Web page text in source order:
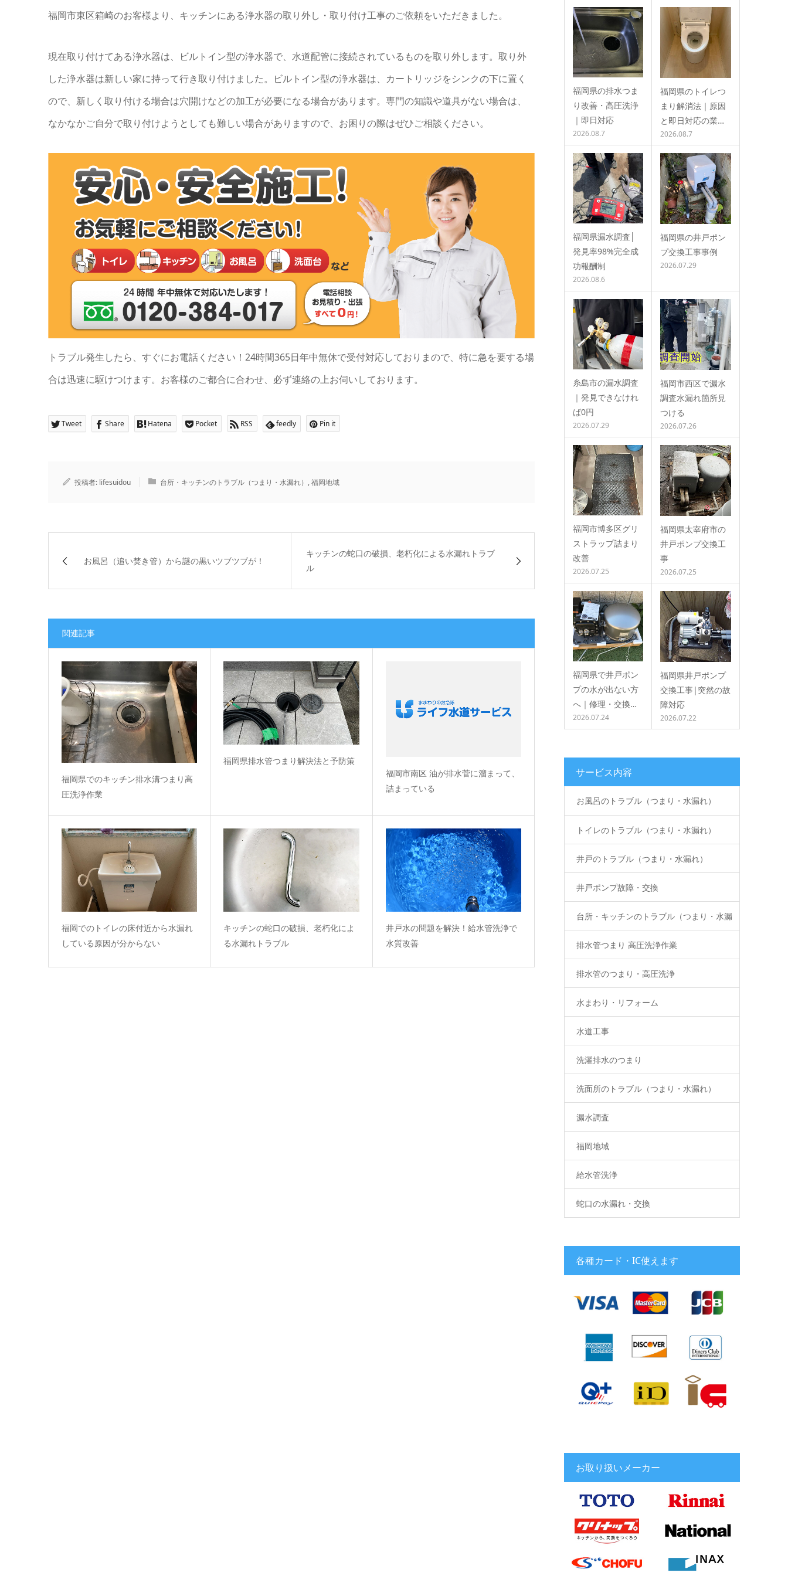
福岡市東区箱崎のお客様より、キッチンにある浄水器の取り外し・取り付け工事のご依頼をいただきました。
現在取り付けてある浄水器は、ビルトイン型の浄水器で、水道配管に接続されているものを取り外します。取り外
した浄水器は新しい家に持って行き取り付けました。ビルトイン型の浄水器は、カートリッジをシンクの下に置く
ので、新しく取り付ける場合は穴開けなどの加工が必要になる場合があります。専門の知識や道具がない場合は、
なかなかご自分で取り付けようとしても難しい場合がありますので、お困りの際はぜひご相談ください。
トラブル発生したら、すぐにお電話ください！24時間365日年中無休で受付対応しておりまので、特に急を要する場
合は迅速に駆けつけます。お客様のご都合に合わせ、必ず連絡の上お伺いしております。
Tweet Share Hatena Pocket RSS feedly Pin it
投稿者: lifesuidou 台所・キッチンのトラブル（つまり・水漏れ） ,福岡地域
お風呂（追い焚き管）から謎の黒いツブツブが！
キッチンの蛇口の破損、老朽化による水漏れトラブ
ル
関連記事
福岡県でのキッチン排水溝つまり高
圧洗浄作業
福岡県排水管つまり解決法と予防策
福岡市南区 油が排水菅に溜まって、
詰まっている
福岡でのトイレの床付近から水漏れ
している原因が分からない
キッチンの蛇口の破損、老朽化によ
る水漏れトラブル
井戸水の問題を解決！給水管洗浄で
水質改善
福岡県の排水つま
り改善・高圧洗浄
｜即日対応
2026.08.7
福岡県のトイレつ
まり解消法｜原因
と即日対応の業…
2026.08.7
福岡県漏水調査│
発見率98%完全成
功報酬制
2026.08.6
福岡県の井戸ポン
プ交換工事事例
2026.07.29
糸島市の漏水調査
｜発見できなけれ
ば0円
2026.07.29
福岡市西区で漏水
調査水漏れ箇所見
つける
2026.07.26
福岡市博多区グリ
ストラップ詰まり
改善
2026.07.25
福岡県太宰府市の
井戸ポンプ交換工
事
2026.07.25
福岡県で井戸ポン
プの水が出ない方
へ｜修理・交換…
2026.07.24
福岡県井戸ポンプ
交換工事|突然の故
障対応
2026.07.22
サービス内容
お風呂のトラブル（つまり・水漏れ）
トイレのトラブル（つまり・水漏れ）
井戸のトラブル（つまり・水漏れ）
井戸ポンプ故障・交換
台所・キッチンのトラブル（つまり・水漏
れ）
排水管つまり 高圧洗浄作業
排水管のつまり・高圧洗浄
水まわり・リフォーム
水道工事
洗濯排水のつまり
洗面所のトラブル（つまり・水漏れ）
漏水調査
福岡地域
給水管洗浄
蛇口の水漏れ・交換
各種カード・IC使えます
お取り扱いメーカー